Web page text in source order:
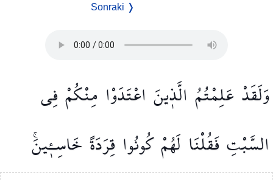
Sonraki ❭
وَلَقَدْ عَلِمْتُمُ الَّذ۪ينَ اعْتَدَوْا مِنْكُمْفِي
السَّبْتِفَقُلْنَا لَهُمْكُونُوا قِرَدَةً خَاسِـ۪ٔينَۚ